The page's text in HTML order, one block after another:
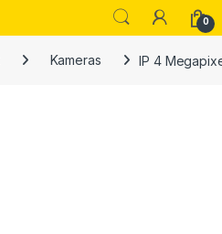
0
Kameras IP 4